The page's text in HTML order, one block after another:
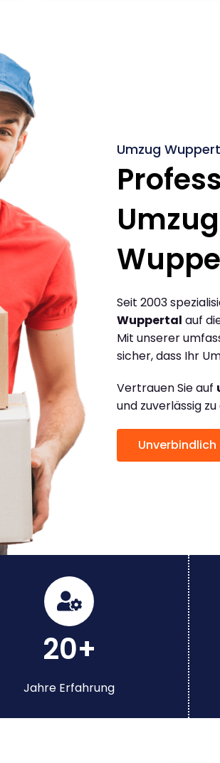
Umzug
Seit 2003
Wuppertal auf
Mit unserer
sicher, dass Ihr
Vertrauen Sie auf
und zuverlässig
20+
Jahre Erfahrung